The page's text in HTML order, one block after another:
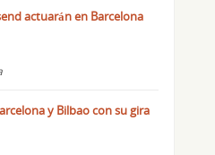
actuarán en Barcelona
y Bilbao con su gira